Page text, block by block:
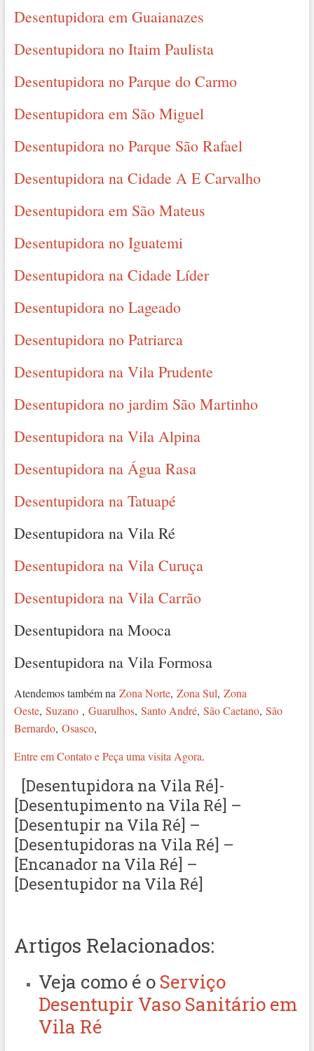
Desentupidora em Guaianazes
Desentupidora no Itaim Paulista
Desentupidora no Parque do Carmo
Desentupidora em São Miguel
Desentupidora no Parque São Rafael
Desentupidora na Cidade A E Carvalho
Desentupidora em São Mateus
Desentupidora no Iguatemi
Desentupidora na Cidade Líder
Desentupidora no Lageado
Desentupidora no Patriarca
Desentupidora na Vila Prudente
Desentupidora no jardim São Martinho
Desentupidora na Vila Alpina
Desentupidora na Água Rasa
Desentupidora na Tatuapé
Desentupidora na Vila Ré
Desentupidora na Vila Curuça
Desentupidora na Vila Carrão
Desentupidora na Mooca
Desentupidora na Vila Formosa
Atendemos também na Zona Norte, Zona Sul, Zona
Oeste, Suzano, Guarulhos, Santo André, São Caetano, São
Bernardo, Osasco,
Entre em Contato e Peça uma visita Agora.
[Desentupidora na Vila Ré]-
[Desentupimento na Vila Ré] –
[Desentupir na Vila Ré] –
[Desentupidoras na Vila Ré] –
[Encanador na Vila Ré] –
[Desentupidor na Vila Ré]
Artigos Relacionados:
Veja como é o Serviço
Desentupir Vaso Sanitário em
Vila Ré